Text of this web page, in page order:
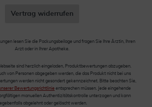
Vertrag widerrufen
lesen Sie die Packungsbeilage und fragen Sie Ihre Ärztin, Ihren
Arzt oder in Ihrer Apotheke.
sind herzlich eingeladen, Produktbewertungen abzugeben.
von Personen abgegeben werden, die das Produkt nicht bei uns
werden nicht gesondert gekennzeichnet. Bitte beachten Sie,
Bewertungsrichtlinie entsprechen müssen. Jede eingehende
manuellen Authentizitätskontrolle unterzogen und kann
abgelehnt oder gelöscht werden.